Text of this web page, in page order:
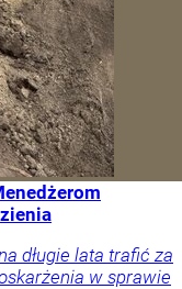
długie lata trafić za
w sprawie